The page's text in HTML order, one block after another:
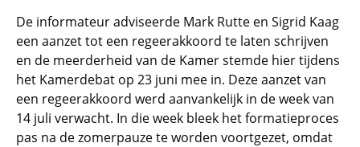
De informateur adviseerde Mark Rutte en Sigrid Kaag
een aanzet tot een regeerakkoord te laten schrijven
en de meerderheid van de Kamer stemde hier tijdens
het Kamerdebat op 23 juni mee in. Deze aanzet van
een regeerakkoord werd aanvankelijk in de week van
14 juli verwacht. In die week bleek het formatieproces
pas na de zomerpauze te worden voortgezet, omdat